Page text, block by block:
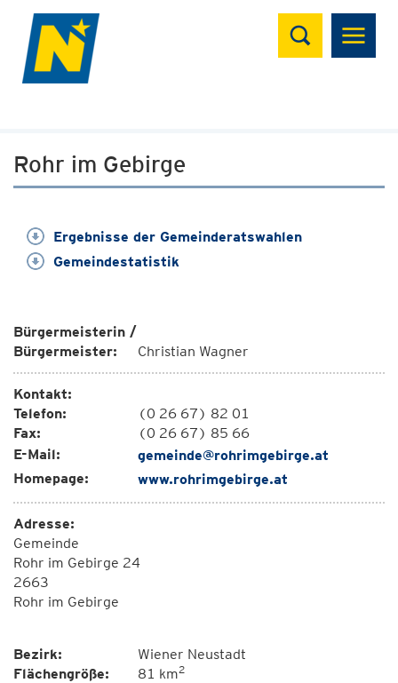
Suchen
Rohr im Gebirge
Ergebnisse der Gemeinderatswahlen
Gemeindestatistik
Bürgermeisterin /
Bürgermeister:
Christian Wagner
Kontakt:
Telefon:
(0 26 67) 82 01
Fax:
(0 26 67) 85 66
E-Mail:
gemeinde@rohrimgebirge.at
Homepage:
www.rohrimgebirge.at
Adresse:
Gemeinde
Rohr im Gebirge 24
2663
Rohr im Gebirge
Bezirk:
Wiener Neustadt
Flächengröße:
81 km2